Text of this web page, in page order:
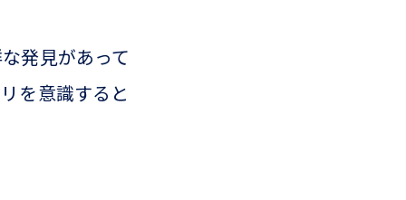
発見があって
を意識すると